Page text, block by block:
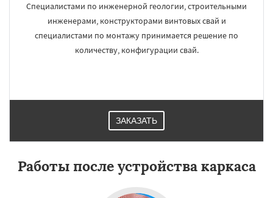
Специалистами по инженерной геологии, строительными
инженерами, конструкторами винтовых свай и
специалистами по монтажу принимается решение по
количеству, конфигурации свай.
ЗАКАЗАТЬ
Работы после устройства каркаса